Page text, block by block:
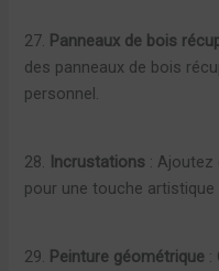
27. Panneaux de bois
des panneaux de bois
personnel.
28. Incrustations :
pour une touche artistique
29. Peinture géométrique :